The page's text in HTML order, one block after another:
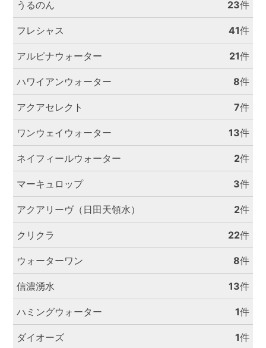
うるのん 23件
フレシャス 41件
アルピナウォーター 21件
ハワイアンウォーター 8件
アクアセレクト 7件
ワンウェイウォーター 13件
ネイフィールウォーター 2件
マーキュロップ 3件
アクアリーヴ（日田天領水） 2件
クリクラ 22件
ウォーターワン 8件
信濃湧水 13件
ハミングウォーター 1件
ダイオーズ 1件